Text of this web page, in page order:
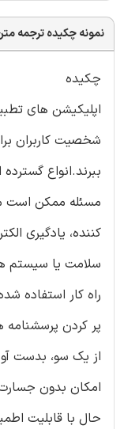
نمونه چکیده ترجمه
چکیده
اپلیکیشن های
شخصیت کاربران
ببرند.انواع
مسئله ممکن است
کننده، یادگیری
سلامت یا سیستم
راه کار استفاده
پر کردن پرسشنامه
از یک سو، بدست
امکان بدون
حال با قابلیت